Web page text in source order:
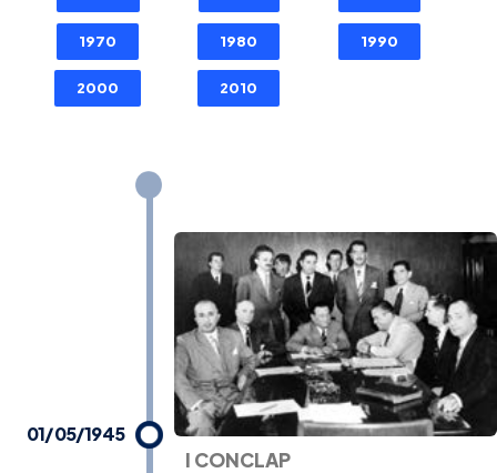
1970 1980 1990
2000 2010
01/05/1945
I CONCLAP